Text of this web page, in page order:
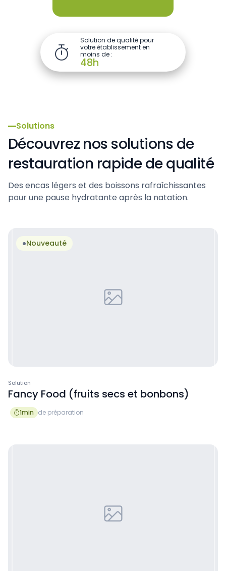

Solution de qualité pour
votre établissement en
moins de :
48h
Piscine
Centre sportif
Solutions
Découvrez nos solutions de
restauration rapide de qualité
Des encas légers et des boissons rafraîchissantes
pour une pause hydratante après la natation.
Nouveauté
Solution
Fancy Food (fruits secs et bonbons)
1min de préparation